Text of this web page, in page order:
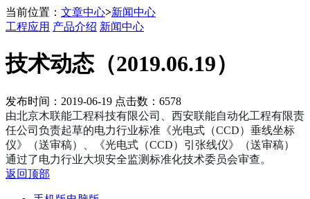
当前位置： 文章中心>新闻中心
工程应用 产品介绍 新闻中心
技术动态（2019.06.19）
发布时间：2019-06-19 点击数：6578
由北京木联能工程科技有限公司、西安联能自动化工程有限责
任公司负责起草的电力行业标准《光电式（CCD）垂线坐标
仪》（送审稿）、《光电式（CCD）引张线仪》（送审稿）
通过了电力行业大坝安全监测标准化技术委员会审查。
返回顶部